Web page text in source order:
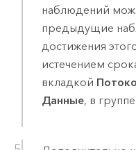
наблюдений
предыдущие
достижения
истечением
вкладкой
Данные, в группе